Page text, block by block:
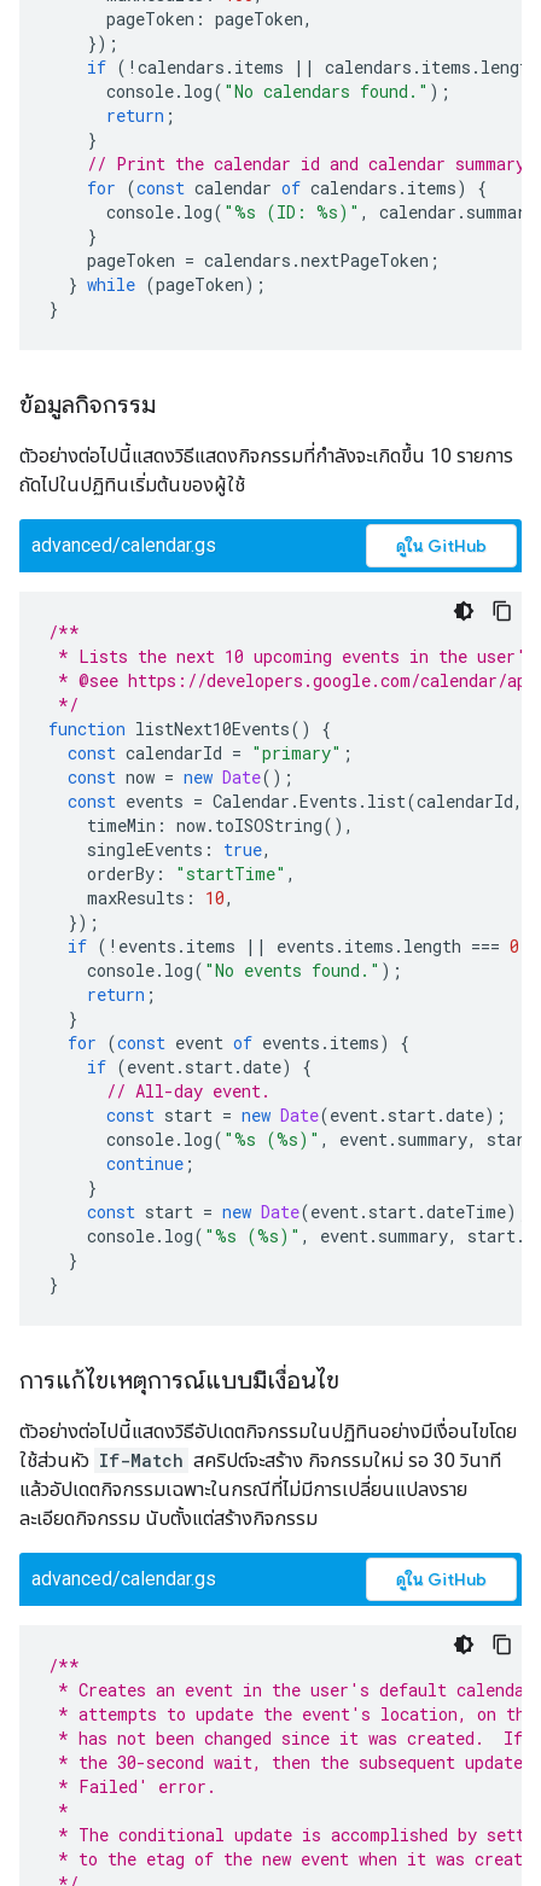
pageToken : pageToken,
});
if ( ! calendars . items || calendars . items . length
console. log( "No calendars found." );
return ;
}
// Print the calendar id and calendar summary
for (const calendar of calendars . items)
{
console. log( "%s (ID: %s)" , calendar . summary
}
pageToken = calendars .nextPageToken ;
} while (pageToken);
}
ข้อมูลกิจกรรม
ตัวอย่างต่อไปนี้แสดงวิธีแสดงกิจกรรมที่กำลังจะเกิดขึ้น 10 รายการ
ถัดไปในปฏิทินเริ่มต้นของผู้ใช้
advanced/calendar.gs ดูใน GitHub
/**
* Lists the next 10 upcoming events in the
* @see https://developers.google.com/calendar/
*/
function listNext10Events()
{
const calendarId = "primary" ;
const now = new Date();
const events = Calendar .Events . list(calendarId,
timeMin : now. toISOString(),
singleEvents : true,
orderBy : "startTime" ,
maxResults : 10,
});
if ( ! events . items || events . items . length === 0
console. log( "No events found." );
return ;
}
for (const event of events . items)
{
if (event. start.date)
{
// All-day event.
const start = new Date(event. start.date);
console. log( "%s (%s)" , event. summary, start
continue ;
}
const start = new Date(event. start.dateTime);
console. log( "%s (%s)" , event. summary, start.
}
}
การแก้ไขเหตุการณ์แบบมีเงื่อนไข
ตัวอย่างต่อไปนี้แสดงวิธีอัปเดตกิจกรรมในปฏิทินอย่างมีเงื่อนไขโดย
ใช้ส่วนหัว If-Match สคริปต์จะสร้าง กิจกรรมใหม่ รอ 30 วินาที
แล้วอัปเดตกิจกรรมเฉพาะในกรณีที่ไม่มีการเปลี่ยนแปลงราย
ละเอียดกิจกรรม นับตั้งแต่สร้างกิจกรรม
advanced/calendar.gs ดูใน GitHub
/**
* Creates an event in the user's default
* attempts to update the event's location, on
* has not been changed since it was created.  If
* the 30-second wait, then the subsequent
* Failed' error.
*
* The conditional update is accomplished by
* to the etag of the new event when it was